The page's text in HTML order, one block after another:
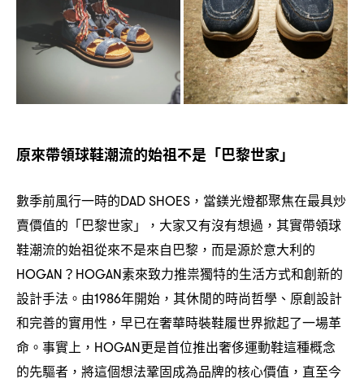
原來帶領球鞋潮流的始祖不是「巴黎世家」
數季前風行一時的DAD SHOES， 當鎂光燈都聚焦在最具炒
賣價值的「巴黎世家」
， 大家又有沒有想過 ， 其實帶領球
鞋潮流的始祖從來不是來自巴黎 ， 而是源於意大利的
HOGAN？HOGAN素來致力推祟獨特的生活方式和創新的
設計手法。由1986年開始 ， 其休閒的時尚哲學、原創設計
和完善的實用性 ， 早已在奢華時裝鞋履世界掀起了一場革
命。事實上 ，HOGAN更是首位推出奢侈運動鞋這種概念
的先驅者 ， 將這個想法鞏固成為品牌的核心價值 ， 直至今